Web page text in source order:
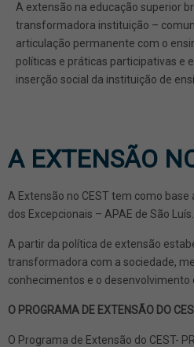
A extensão na educação superior
transformadora instituição –
articulação permanente com o
políticas e práticas participativas e
inserção social da instituição de
A EXTENSÃO
A Extensão no CEST tem como
dos Excepcionais – APAE de São Luís.
A partir da política de extensão
transformadora com a sociedade,
conhecimentos e o
O PROGRAMA DE EXTENSÃO DO
O Programa de Extensão do CEST-